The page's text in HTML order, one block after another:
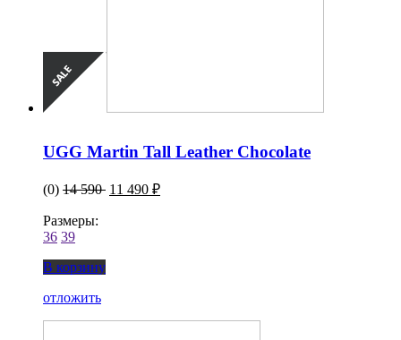
UGG Martin Tall Leather Chocolate
(0) 14 590 11 490 ₽
Размеры:
36 39
В корзину
отложить